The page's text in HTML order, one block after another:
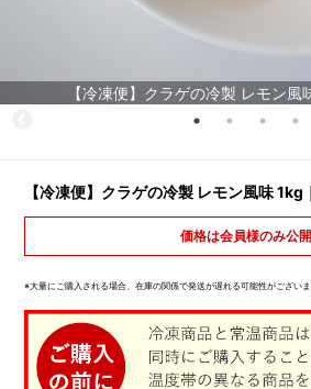
【冷凍便】クラゲの冷製 レモン
【冷凍便】クラゲの冷製 レモン風味 1kg
価格は会員様のみ公開
※大量にご購入される場合、在庫の関係で発送が遅れる可能性がございま